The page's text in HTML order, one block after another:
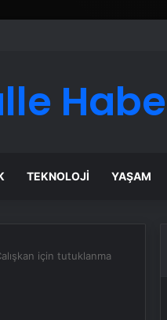
TEKNOLOJI YAŞAM
için tutuklanma